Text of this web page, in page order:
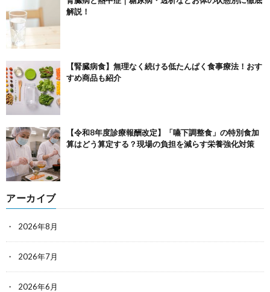
解説！
【腎臓病食】無理なく続ける低たんぱく食事療法！おす
すめ商品も紹介
【令和8年度診療報酬改定】「嚥下調整食」の特別食加
算はどう算定する？現場の負担を減らす栄養強化対策
アーカイブ
2026年8月
2026年7月
2026年6月